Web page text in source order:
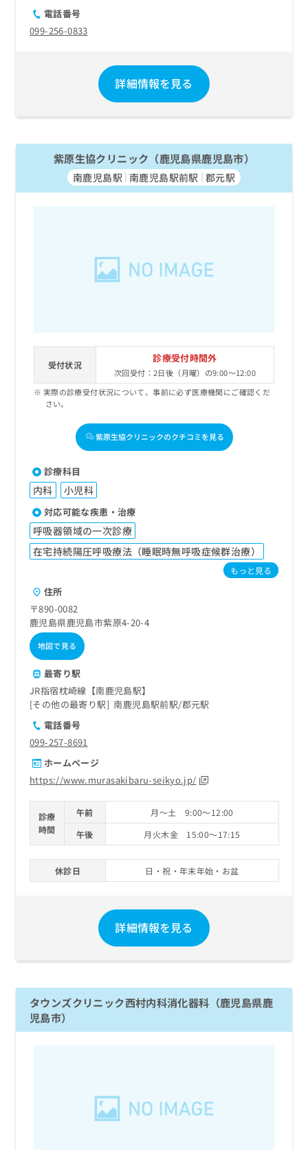
電話番号
099-256-0833
詳細情報を見る
紫原生協クリニック（鹿児島県鹿児島市）
南鹿児島駅 南鹿児島駅前駅 郡元駅
受付状況
診療受付時間外
次回受付：2日後（月曜）の9:00～12:00
実際の診療受付状況について、事前に必ず医療機関にご確認くだ
さい。
紫原生協クリニックのクチコミを見る
診療科目
内科 小児科
対応可能な疾患・治療
呼吸器領域の一次診療
在宅持続陽圧呼吸療法（睡眠時無呼吸症候群治療）
もっと見る
住所
〒890-0082
鹿児島県鹿児島市紫原4-20-4
地図で見る
最寄り駅
JR指宿枕崎線【南鹿児島駅】
その他の最寄り駅
南鹿児島駅前駅 郡元駅
電話番号
099-257-8691
ホームページ
https://www.murasakibaru-seikyo.jp/
診療
時間
午前
月～土 9:00～12:00
午後
月火木金 15:00～17:15
休診日 日・祝・年末年始・お盆
詳細情報を見る
タウンズクリニック西村内科消化器科（鹿児島県鹿
児島市）